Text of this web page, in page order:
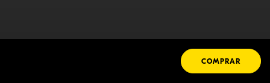
COMPRAR